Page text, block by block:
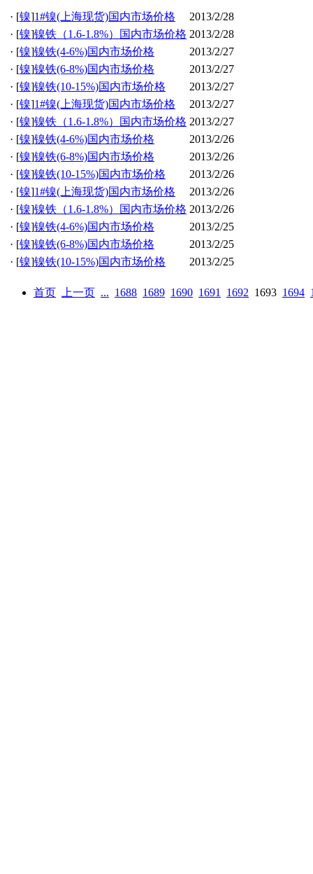
· [镍]1#镍(上海现货)国内市场价格
2013/2/28
· [镍]镍铁（1.6-1.8%）国内市场价格 2013/2/28
· [镍]镍铁(4-6%)国内市场价格
2013/2/27
· [镍]镍铁(6-8%)国内市场价格
2013/2/27
· [镍]镍铁(10-15%)国内市场价格
2013/2/27
· [镍]1#镍(上海现货)国内市场价格
2013/2/27
· [镍]镍铁（1.6-1.8%）国内市场价格 2013/2/27
· [镍]镍铁(4-6%)国内市场价格
2013/2/26
· [镍]镍铁(6-8%)国内市场价格
2013/2/26
· [镍]镍铁(10-15%)国内市场价格
2013/2/26
· [镍]1#镍(上海现货)国内市场价格
2013/2/26
· [镍]镍铁（1.6-1.8%）国内市场价格 2013/2/26
· [镍]镍铁(4-6%)国内市场价格
2013/2/25
· [镍]镍铁(6-8%)国内市场价格
2013/2/25
· [镍]镍铁(10-15%)国内市场价格 2013/2/25
首页 上一页 ... 1688 1689 1690 1691 1692 1693 1694